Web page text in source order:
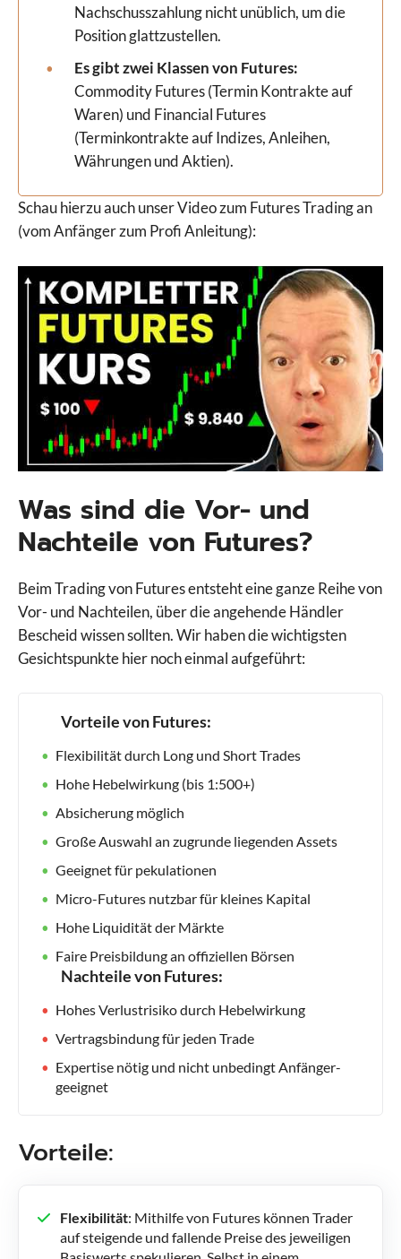
Nachschusszahlung nicht unüblich, um die
Position glattzustellen.
Es gibt zwei Klassen von Futures:
Commodity Futures (Termin Kontrakte auf
Waren) und Financial Futures
(Terminkontrakte auf Indizes, Anleihen,
Währungen und Aktien).
Schau hierzu auch unser Video zum Futures Trading an
(vom Anfänger zum Profi Anleitung):
Was sind die Vor- und
Nachteile von Futures?
Beim Trading von Futures entsteht eine ganze Reihe von
Vor- und Nachteilen, über die angehende Händler
Bescheid wissen sollten. Wir haben die wichtigsten
Gesichtspunkte hier noch einmal aufgeführt:
Vorteile von Futures:
Flexibilität durch Long und Short Trades
Hohe Hebelwirkung (bis 1:500+)
Absicherung möglich
Große Auswahl an zugrunde liegenden Assets
Geeignet für pekulationen
Micro-Futures nutzbar für kleines Kapital
Hohe Liquidität der Märkte
Faire Preisbildung an offiziellen Börsen
Nachteile von Futures:
Hohes Verlustrisiko durch Hebelwirkung
Vertragsbindung für jeden Trade
Expertise nötig und nicht unbedingt Anfänger-
geeignet
Vorteile:
Flexibilität: Mithilfe von Futures können Trader
auf steigende und fallende Preise des jeweiligen